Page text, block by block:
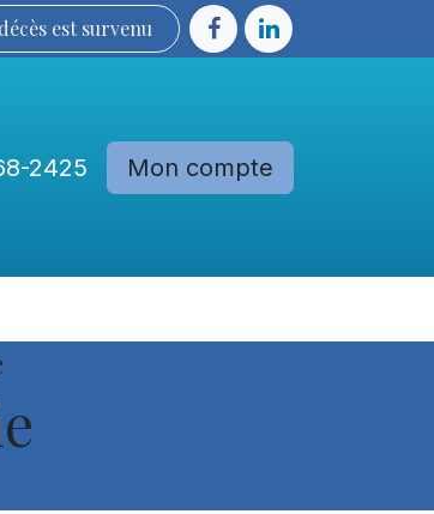
est sur​​​​​​​​ve​nu​​​​​​​​​​
2425 Mon compte